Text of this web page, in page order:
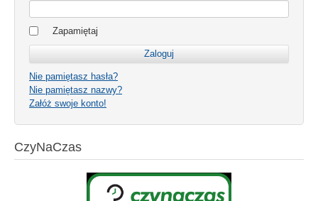
Zapamiętaj
Nie pamiętasz hasła?
Nie pamiętasz nazwy?
Załóż swoje konto!
CzyNaCzas